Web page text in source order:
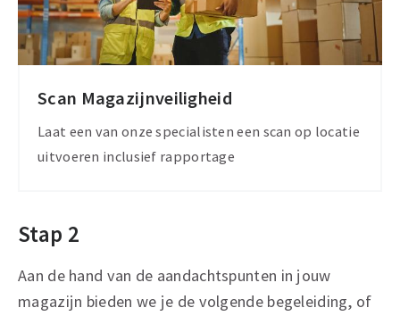
Scan Magazijnveiligheid
Laat een van onze specialisten een scan op locatie
uitvoeren inclusief rapportage
Lees
verder
Stap 2
Aan de hand van de aandachtspunten in jouw
magazijn bieden we je de volgende begeleiding, of